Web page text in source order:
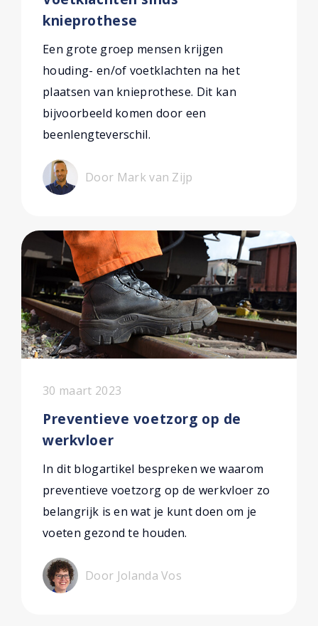
knieprothese
Een grote groep mensen krijgen
houding- en/of voetklachten na het
plaatsen van knieprothese. Dit kan
bijvoorbeeld komen door een
beenlengteverschil.
Door Mark van Zijp
30 maart 2023
Preventieve voetzorg op de
werkvloer
In dit blogartikel bespreken we waarom
preventieve voetzorg op de werkvloer zo
belangrijk is en wat je kunt doen om je
voeten gezond te houden.
Door Jolanda Vos